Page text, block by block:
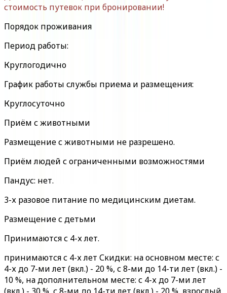
стоимость путевок при бронировании!
Порядок проживания
Период работы:
Круглогодично
График работы службы приема и размещения:
Круглосуточно
Приём с животными
Размещение с животными не разрешено.
Приём людей с ограниченными возможностями
Пандус: нет.
3-х разовое питание по медицинским диетам.
Размещение с детьми
Принимаются с 4-х лет.
принимаются с 4-х лет Скидки: на основном месте: с
4-х до 7-ми лет (вкл.) - 20 %, с 8-ми до 14-ти лет (вкл.) -
10 %, на дополнительном месте: с 4-х до 7-ми лет